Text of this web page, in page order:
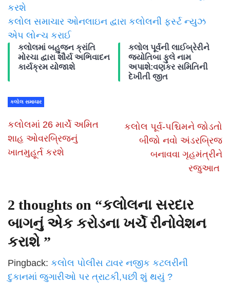
કરશે
કલોલ સમાચાર ઓનલાઇન દ્વારા કલોલની ફર્સ્ટ ન્યુઝ
એપ લોન્ચ કરાઈ
કલોલમાં બહુજન ક્રાંતિ
મોરચા દ્વારા શૌર્ય અભિવાદન
કાર્યક્રમ યોજાશે
કલોલ પૂર્વની લાઈબ્રેરીને
જ્યોતિબા ફુલે નામ
અપાશે:વણકર સમિતિની
દેખીતી જીત
કલોલ સમાચાર
કલોલમાં 26 માર્ચે અમિત
શાહ ઓવરબ્રિજનું
ખાતમુહૂર્ત કરશે
કલોલ પૂર્વ-પશ્ચિમને જોડતો
બીજો નવો અંડરબ્રિજ
બનાવવા ગૃહમંત્રીને
રજુઆત
2 thoughts on “કલોલના સરદાર
બાગનું એક કરોડના ખર્ચે રીનોવેશન
કરાશે ”
Pingback: કલોલ પોલીસ ટાવર નજીક કટલરીની
દુકાનમાં જુગારીઓ પર ત્રાટકી,પછી શું થયું ?